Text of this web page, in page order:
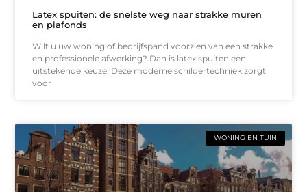
Latex spuiten: de snelste weg naar strakke muren
en plafonds
Wilt u uw woning of bedrijfspand voorzien van een strakke
en professionele afwerking? Dan is latex spuiten een
uitstekende keuze. Deze moderne schildertechniek zorgt
voor
WONING EN TUIN